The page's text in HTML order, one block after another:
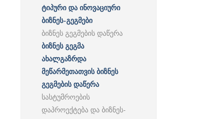
ტიპური და ინოვაციური
ბიზნეს-გეგმები
ბიზნეს გეგმების დაწერა
ბიზნეს გეგმა
ახალგაზრდა
მეწარმეთათვის ბიზნეს
გეგმების დაწერა
სასტუმროების
დაპროექტება და ბიზნეს-